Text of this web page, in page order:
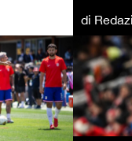
di
CALCIO